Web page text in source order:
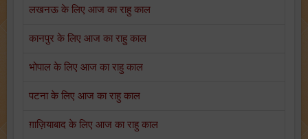
लखनऊ के लिए आज का राहु काल
कानपुर के लिए आज का राहु काल
भोपाल के लिए आज का राहु काल
पटना के लिए आज का राहु काल
ग़ाज़ियाबाद के लिए आज का राहु काल